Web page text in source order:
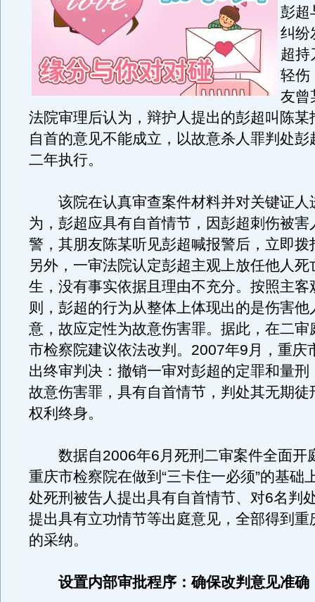
彭超
纠纷
超持
轻伤
友曾
法院审理后认为，辩护人提出的彭超叫陈某
自首的意见不能成立，以故意杀人罪判处彭
二年执行。
该院在认真审查案件材料并对关键证人
为，彭超应具有自首情节，因彭超刺伤被害
警，其朋友陈某听见彭超喊报警后，立即拨
另外，一审法院认定彭超主观上放任他人死
生，没有事实依据且理由不充分。按照主客
则，彭超的行为从整体上体现出的是伤害他
意，故应定性为故意伤害罪。据此，在二审
市检察院建议依法改判。2007年9月，重庆
出终审判决：撤销一审对彭超的定罪和量刑
故意伤害罪，具有自首情节，判处其无期徒
权利终身。
数据自2006年6月死刑二审案件全面开
重庆市检察院在做到“三卡住一必须”的基础
处死刑被告人提出具有自首情节、对6名判
提出具有立功情节等出庭意见，全部得到重
的采纳。
设置内部审批程序：确保改判意见准确